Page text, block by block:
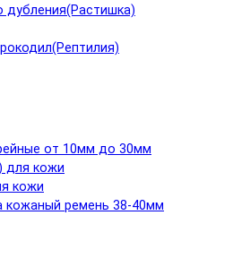
дубления(Растишка)
от 10мм до 30мм
для кожи
кожи
кожаный ремень 38-40мм